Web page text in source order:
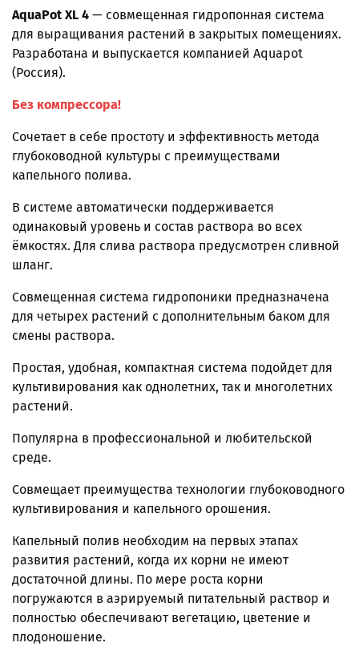
AquaPot XL 4 — совмещенная гидропонная система
для выращивания растений в закрытых помещениях.
Разработана и выпускается компанией Aquapot
(Россия).
Без компрессора!
Сочетает в себе простоту и эффективность метода
глубоководной культуры с преимуществами
капельного полива.
В системе автоматически поддерживается
одинаковый уровень и состав раствора во всех
ёмкостях. Для слива раствора предусмотрен сливной
шланг.
Совмещенная система гидропоники предназначена
для четырех растений с дополнительным баком для
смены раствора.
Простая, удобная, компактная система подойдет для
культивирования как однолетних, так и многолетних
растений.
Популярна в профессиональной и любительской
среде.
Совмещает преимущества технологии глубоководного
культивирования и капельного орошения.
Капельный полив необходим на первых этапах
развития растений, когда их корни не имеют
достаточной длины. По мере роста корни
погружаются в аэрируемый питательный раствор и
полностью обеспечивают вегетацию, цветение и
плодоношение.